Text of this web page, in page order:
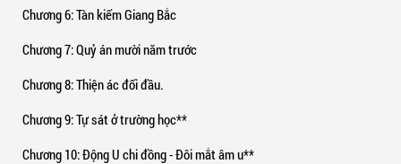
Chương 6: Tàn kiếm Giang Bắc
Chương 7: Quỷ án mười năm trước
Chương 8: Thiện ác đối đầu.
Chương 9: Tự sát ở trường học**
Chương 10: Động U chi đồng - Đôi mắt âm u**